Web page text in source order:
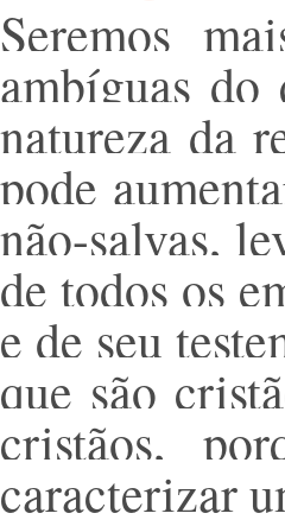
Seremos
ambíguas do
natureza da
pode
não-salvas,
de todos os
e de seu
que são
cristãos,
caracterizar